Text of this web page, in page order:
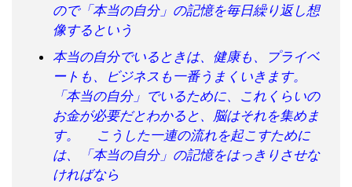
ので「本当の自分」の記憶を毎日繰り返し想
像するという
本当の自分でいるときは、健康も、プライベ
ートも、ビジネスも一番うまくいきます。
「本当の自分」でいるために、これくらいの
お金が必要だとわかると、脳はそれを集めま
す。 こうした一連の流れを起こすために
は、「本当の自分」の記憶をはっきりさせな
ければなら